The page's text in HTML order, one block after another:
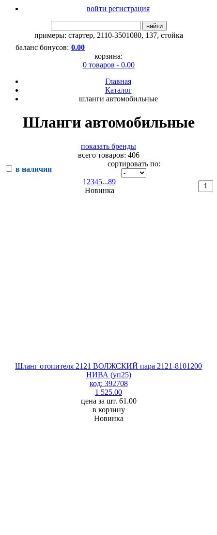
войти регистрация
найти
примеры: стартер, 2110-3501080, 137, стойка
баланс бонусов: 0.00
корзина:
0 товаров - 0.00
Главная
Каталог
шланги автомобильные
Шланги автомобильные
показать бренды
всего товаров: 406
в наличии
сортировать по:
1 2345...89
Новинка
Шланг отопителя 2121 ВОЛЖСКИЙ пара 2121-8101200
НИВА (уп25)
код: 392708
1 525.00
цена за шт. 61.00
в корзину
Новинка